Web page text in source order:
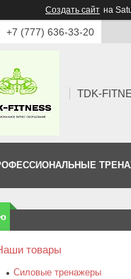
Создать сайт на
+7 (777) 636-33-20
TDK-
товары
Силовые тренажеры